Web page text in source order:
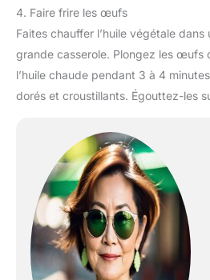
4. Faire frire les œufs
Faites chauffer l’huile végétale dans
grande casserole. Plongez les œufs
l’huile chaude pendant 3 à 4
dorés et croustillants. Égouttez-les